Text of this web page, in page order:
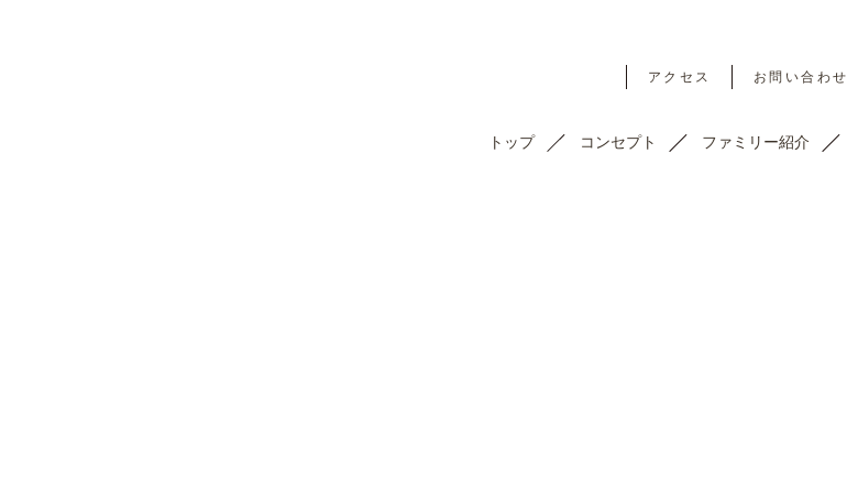
アクセス お問い合わせ
トップ コンセプト ファミリー紹介